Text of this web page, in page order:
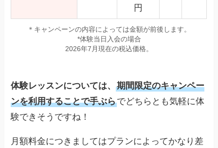
円
＊キャンペーンの内容によっては金額が前後します。
*体験当日入会の場合
2026年7月現在の税込価格。
体験レッスンについては、期間限定のキャンペー
ンを利用することで手ぶらでどちらとも気軽に体
験できそうですね！
月額料金につきましてはプランによってかなり差